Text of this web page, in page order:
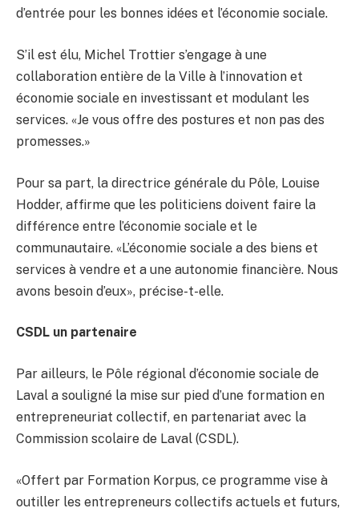
d’entrée pour les bonnes idées et l’économie sociale.
S’il est élu, Michel Trottier s’engage à une
collaboration entière de la Ville à l’innovation et
économie sociale en investissant et modulant les
services. «Je vous offre des postures et non pas des
promesses.»
Pour sa part, la directrice générale du Pôle, Louise
Hodder, affirme que les politiciens doivent faire la
différence entre l’économie sociale et le
communautaire. «L’économie sociale a des biens et
services à vendre et a une autonomie financière. Nous
avons besoin d’eux», précise-t-elle.
CSDL un partenaire
Par ailleurs, le Pôle régional d’économie sociale de
Laval a souligné la mise sur pied d’une formation en
entrepreneuriat collectif, en partenariat avec la
Commission scolaire de Laval (CSDL).
«Offert par Formation Korpus, ce programme vise à
outiller les entrepreneurs collectifs actuels et futurs,